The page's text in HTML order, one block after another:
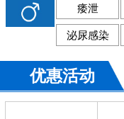
痿泄
泌尿感染
优惠活动